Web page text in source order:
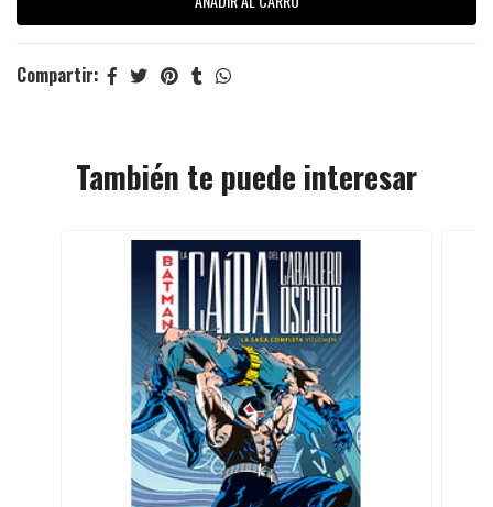
Compartir:
También te puede interesar